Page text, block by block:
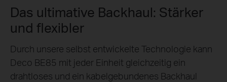
Das ultimative Backhaul: Stärker
und flexibler
Durch unsere selbst entwickelte Technologie kann
Deco BE85 mit jeder Einheit gleichzeitig ein
drahtloses und ein kabelgebundenes Backhaul